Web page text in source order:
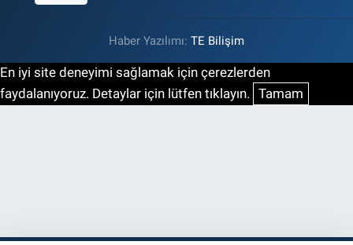
Haber Yazılımı: TE Bilişim
En iyi site deneyimi sağlamak için çerezlerden
faydalanıyoruz. Detaylar için lütfen tıklayın. Tamam